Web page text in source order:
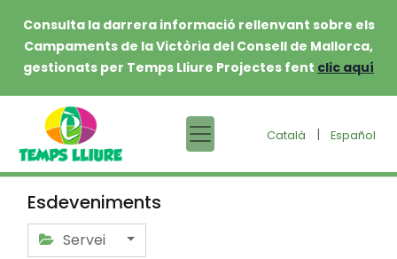
Consulta la darrera informació rellenvant sobre els
Campaments de la Victòria del Consell de Mallorca,
gestionats per Temps Lliure Projectes fent clic aquí
Català | Español
Esdeveniments
Servei